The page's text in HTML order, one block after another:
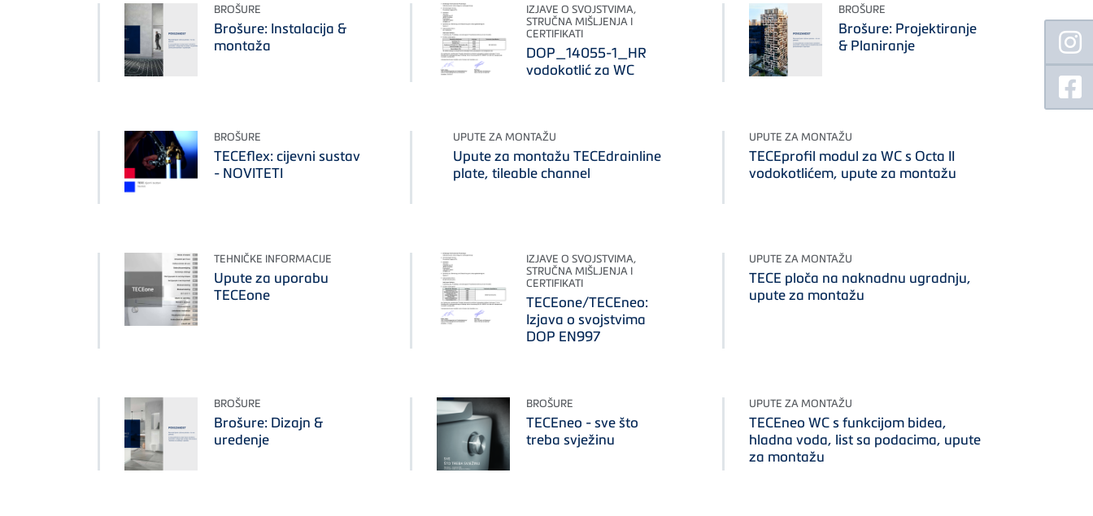
BROŠURE
Brošure: Instalacija &
montaža
IZJAVE O SVOJSTVIMA,
STRUČNA MIŠLJENJA I
CERTIFIKATI
DOP_14055-1_HR
vodokotlić za WC
BROŠURE
Brošure: Projektiranje
& Planiranje
BROŠURE
TECEflex: cijevni sustav
- NOVITETI
UPUTE ZA MONTAŽU
Upute za montažu TECEdrainline
plate, tileable channel
UPUTE ZA MONTAŽU
TECEprofil modul za WC s Octa II
vodokotlićem, upute za montažu
TEHNIČKE INFORMACIJE
Upute za uporabu
TECEone
IZJAVE O SVOJSTVIMA,
STRUČNA MIŠLJENJA I
CERTIFIKATI
TECEone/TECEneo:
Izjava o svojstvima
DOP EN997
UPUTE ZA MONTAŽU
TECE ploča na naknadnu ugradnju,
upute za montažu
BROŠURE
Brošure: Dizajn &
uredenje
BROŠURE
TECEneo - sve što
treba svježinu
UPUTE ZA MONTAŽU
TECEneo WC s funkcijom bidea,
hladna voda, list sa podacima, upute
za montažu
Floating